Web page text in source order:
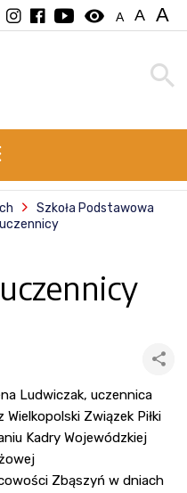
visibility A A A
Szkoła Podstawowa
Ludwiczak, uczennica
Związek Piłki
Kadry Wojewódzkiej
Zbąszyń w dniach